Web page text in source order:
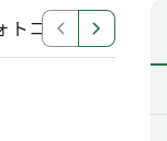
コンテスト